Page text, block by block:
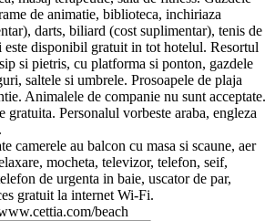
de animatie, biblioteca, inchiriaza
darts, biliard (cost suplimentar), tenis de
este disponibil gratuit in tot hotelul. Resortul
si pietris, cu platforma si ponton, gazdele
saltele si umbrele. Prosoapele de plaja
Animalele de companie nu sunt acceptate.
gratuita. Personalul vorbeste araba, engleza
camerele au balcon cu masa si scaune, aer
mocheta, televizor, telefon, seif,
de urgenta in baie, uscator de par,
gratuit la internet Wi-Fi.
beach